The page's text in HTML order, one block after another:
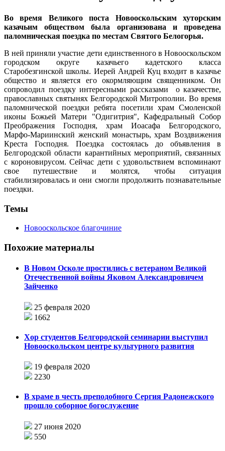
Во время Великого поста Новооскольским хуторским
казачьим обществом была организована и проведена
паломническая поездка по местам Святого Белогорья.
В ней приняли участие дети единственного в Новооскольском
городском округе казачьего кадетского класса
Старобезгинской школы. Иерей Андрей Куц входит в казачье
общество и является его окормляющим священником. Он
сопроводил поездку интересными рассказами о казачестве,
православных святынях Белгородской Митрополии. Во время
паломнической поездки ребята посетили храм Смоленской
иконы Божьей Матери "Одигитрия", Кафедральный Собор
Преображения Господня, храм Иоасафа Белгородского,
Марфо-Мариинский женский монастырь, храм Воздвижения
Креста Господня. Поездка состоялась до объявления в
Белгородской области карантийных мероприятий, связанных
с короновирусом. Сейчас дети с удовольствием вспоминают
свое путешествие и молятся, чтобы ситуация
стабилизировалась и они смогли продолжить познавательные
поездки.
Темы
Новооскольское благочиние
Похожие материалы
В Новом Осколе простились с ветераном Великой
Отечественной войны Яковом Александровичем
Зайченко
25 февраля 2020
1662
Хор студентов Белгородской семинарии выступил
Новооскольском центре культурного развития
19 февраля 2020
2230
В храме в честь преподобного Сергия Радонежского
прошло соборное богослужение
27 июня 2020
550